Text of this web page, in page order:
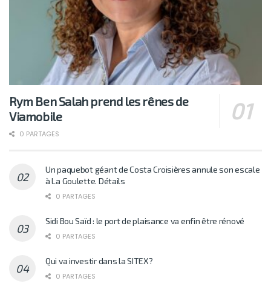
Rym Ben Salah prend les rênes de
Viamobile
0 PARTAGES
Un paquebot géant de Costa Croisières annule son escale
à La Goulette. Détails
0 PARTAGES
Sidi Bou Saïd : le port de plaisance va enfin être rénové
0 PARTAGES
Qui va investir dans la SITEX?
0 PARTAGES